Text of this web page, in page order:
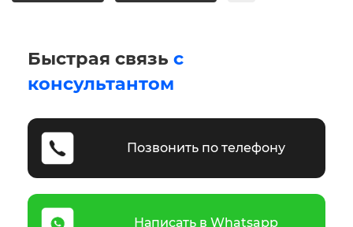
Быстрая связь с
консультантом
Позвонить по телефону
Написать в Whatsapp